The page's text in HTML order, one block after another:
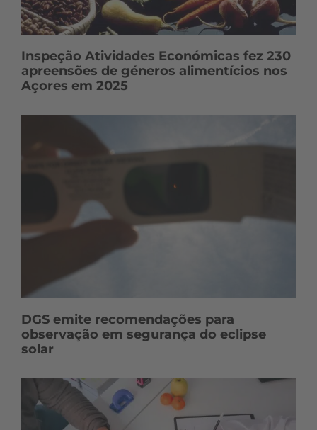
Inspeção Atividades Económicas fez 230
apreensões de géneros alimentícios nos
Açores em 2025
DGS emite recomendações para
observação em segurança do eclipse
solar